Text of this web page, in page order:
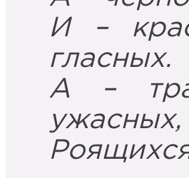
И –
гласных.
А –
ужасных,